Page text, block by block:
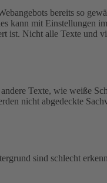
bereits so
kann mit Einstellungen
ist. Nicht alle Texte und
Texte, wie weiße
nicht abgedeckte
sind schlecht